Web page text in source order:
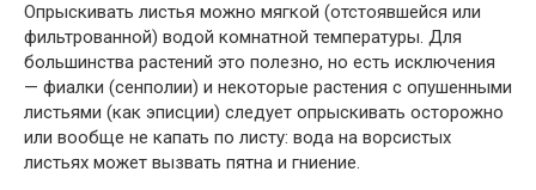
Опрыскивать листья можно мягкой (отстоявшейся или
фильтрованной) водой комнатной температуры. Для
большинства растений это полезно, но есть исключения
— фиалки (сенполии) и некоторые растения с опушенными
листьями (как эписции) следует опрыскивать осторожно
или вообще не капать по листу: вода на ворсистых
листьях может вызвать пятна и гниение.